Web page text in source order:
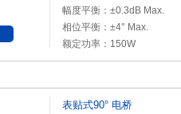
幅度平衡：±0.3dB Max.
相位平衡：±4° Max.
额定功率：150W
表贴式90° 电桥